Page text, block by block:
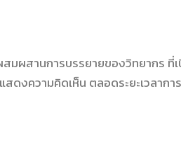
มผสานการบรรยายของวิทยากร ที่เ
ดงความคิดเห็น ตลอดระยะเวลากา